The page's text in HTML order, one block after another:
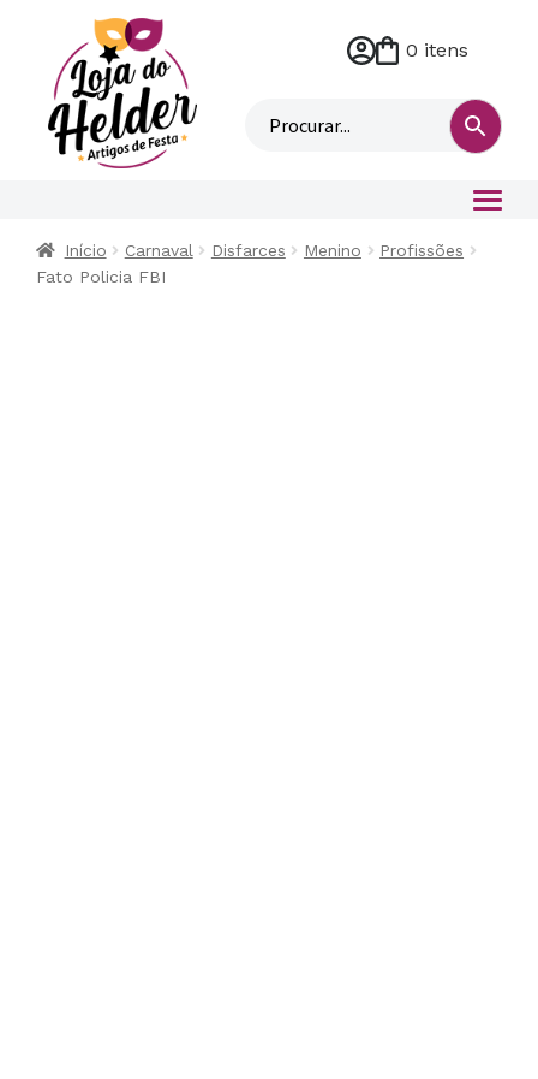
M
n
0 itens
Início Carnaval Disfarces Menino
Profissões
Fato Policia FBI